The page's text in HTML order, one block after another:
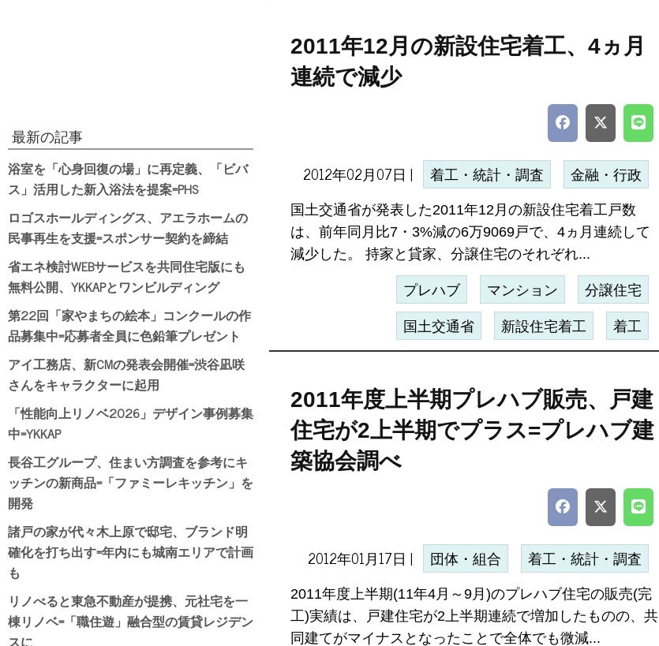
2011年12月の新設住宅着工、4ヵ月
連続で減少
2012年02月07日 | 着工・統計・調査 金融・行政
国土交通省が発表した2011年12月の新設住宅着工戸数
は、前年同月比7・3%減の6万9069戸で、4ヵ月連続して
減少した。 持家と貸家、分譲住宅のそれぞれ...
プレハブ マンション 分譲住宅
国土交通省 新設住宅着工 着工
2011年度上半期プレハブ販売、戸建
住宅が2上半期でプラス=プレハブ建
築協会調べ
2012年01月17日 | 団体・組合 着工・統計・調査
2011年度上半期(11年4月～9月)のプレハブ住宅の販売(完
工)実績は、戸建住宅が2上半期連続で増加したものの、共
同建てがマイナスとなったことで全体でも微減...
最新の記事
浴室を「心身回復の場」に再定義、「ビバ
ス」活用した新入浴法を提案=PHS
ロゴスホールディングス、アエラホームの
民事再生を支援=スポンサー契約を締結
省エネ検討WEBサービスを共同住宅版にも
無料公開、YKKAPとワンビルディング
第22回「家やまちの絵本」コンクールの作
品募集中=応募者全員に色鉛筆プレゼント
アイ工務店、新CMの発表会開催=渋谷凪咲
さんをキャラクターに起用
「性能向上リノベ2026」デザイン事例募集
中=YKKAP
長谷工グループ、住まい方調査を参考にキ
ッチンの新商品=「ファミーレキッチン」を
開発
諸戸の家が代々木上原で邸宅、ブランド明
確化を打ち出す=年内にも城南エリアで計画
も
リノべると東急不動産が提携、元社宅を一
棟リノベ=「職住遊」融合型の賃貸レジデン
スに